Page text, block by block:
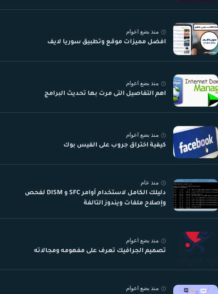
منذ بضع اعوام
افضل مميزات موقع وتطبيق سوريا لايف
منذ بضع اعوام
اهم التفاصيل التى مرت بها تحديث البرامج
منذ بضع اعوام
كيفية اختراق جروب على الفيس بوك
منذ عام
دليلك الكامل لاستخدام أوامر SFC و DISM لفحص
وإصلاح ملفات ويندوز التالفة
منذ بضع اعوام
تصميم الجرافيك تعرف على مفهومه ومجالاته
منذ بضع اعوام